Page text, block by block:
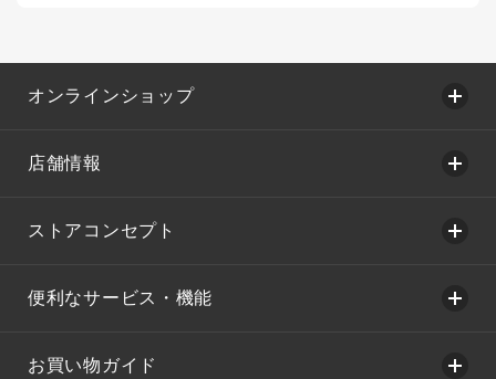
オンラインショップ
店舗情報
ストアコンセプト
便利なサービス・機能
お買い物ガイド